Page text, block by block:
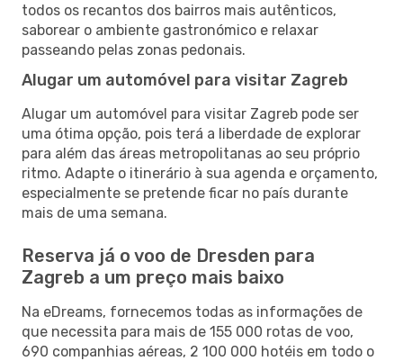
todos os recantos dos bairros mais autênticos,
saborear o ambiente gastronómico e relaxar
passeando pelas zonas pedonais.
Alugar um automóvel para visitar Zagreb
Alugar um automóvel para visitar Zagreb pode ser
uma ótima opção, pois terá a liberdade de explorar
para além das áreas metropolitanas ao seu próprio
ritmo. Adapte o itinerário à sua agenda e orçamento,
especialmente se pretende ficar no país durante
mais de uma semana.
Reserva já o voo de Dresden para
Zagreb a um preço mais baixo
Na eDreams, fornecemos todas as informações de
que necessita para mais de 155 000 rotas de voo,
690 companhias aéreas, 2 100 000 hotéis em todo o